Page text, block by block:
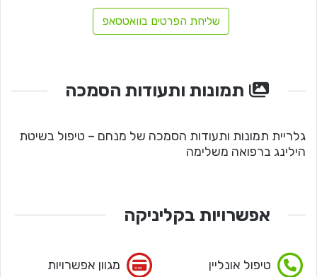
שליחת הפרטים בוואטסאפ
תמונות ותעודות הסמכה
גלריית תמונות ותעודות הסמכה של מנחם – טיפול בשיטת
הילינג ברפואה משלימה
אפשרויות בקליניקה
טיפול אונליין
מגוון אפשרויות